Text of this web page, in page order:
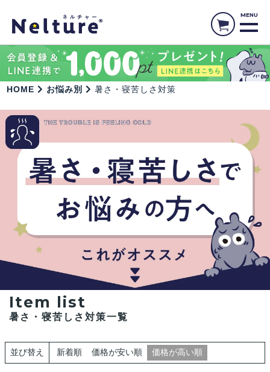
MENU
HOME お悩み別 暑さ・寝苦しさ対策
Item list
暑さ・寝苦しさ対策一覧
並び替え 新着順 価格が安い順 価格が高い順